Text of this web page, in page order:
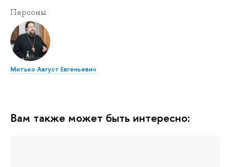
Персоны
Митько Август Евгеньевич
Вам также может быть интересно: